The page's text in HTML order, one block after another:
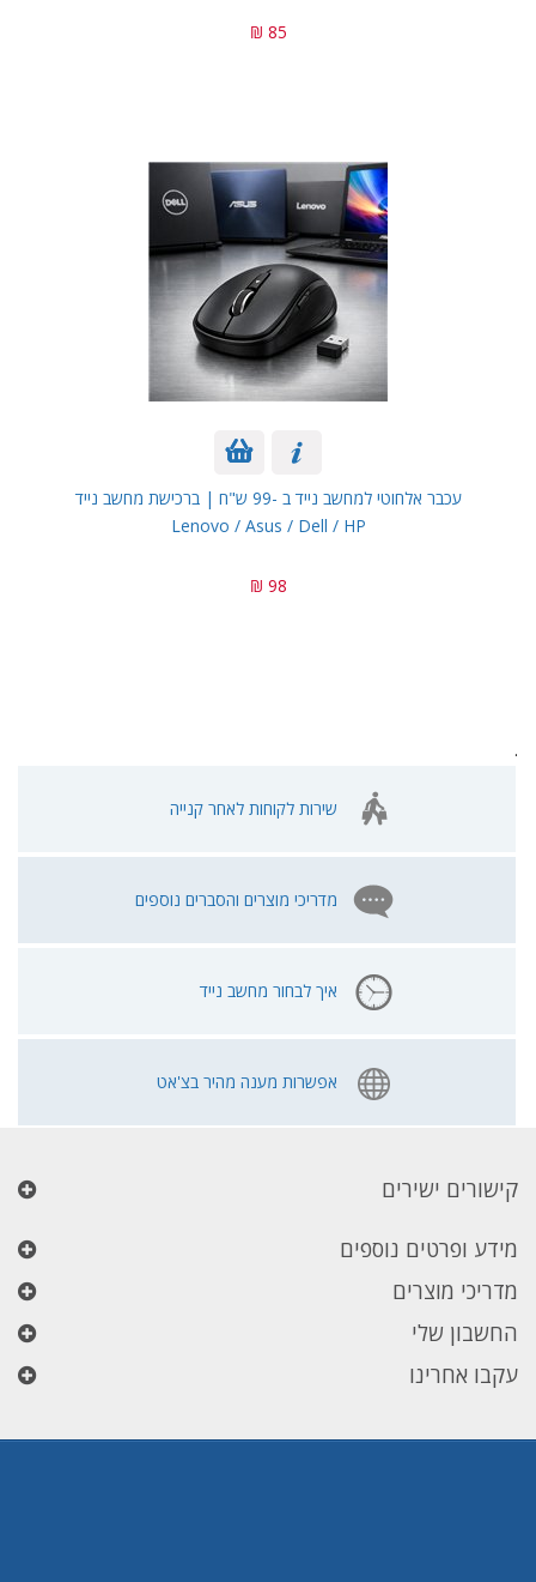
85 ₪
עכבר אלחוטי למחשב נייד ב -99 ש"ח | ברכישת מחשב נייד
Lenovo / Asus / Dell / HP
98 ₪
.
שירות לקוחות לאחר קנייה
מדריכי מוצרים והסברים נוספים
איך לבחור מחשב נייד
אפשרות מענה מהיר בצ'אט
קישורים ישירים
מידע ופרטים נוספים
מדריכי מוצרים
החשבון שלי
עקבו אחרינו